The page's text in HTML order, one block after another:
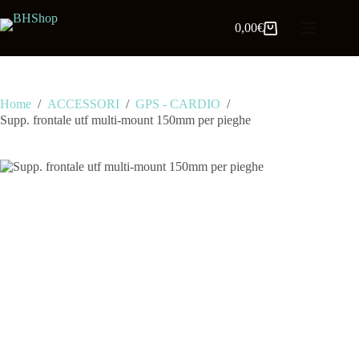
0,00€
Home / ACCESSORI / GPS - CARDIO /
Supp. frontale utf multi-mount 150mm per pieghe